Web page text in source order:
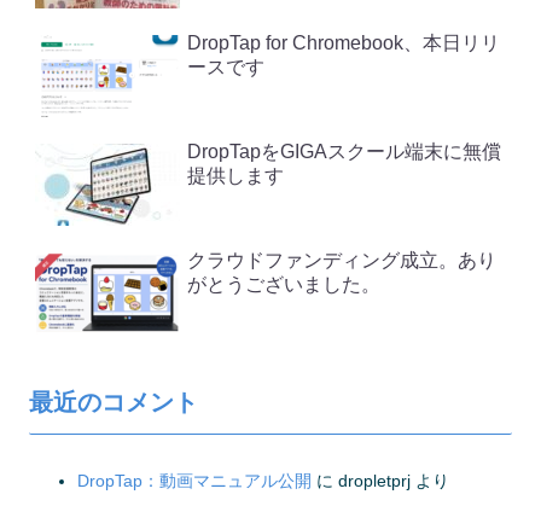
DropTap for Chromebook、本日リリ
ースです
DropTapをGIGAスクール端末に無償
提供します
クラウドファンディング成立。あり
がとうございました。
最近のコメント
DropTap：動画マニュアル公開 に dropletprj より